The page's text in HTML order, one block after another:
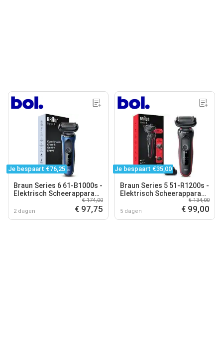
Je bespaart €76,25
Braun Series 6 61-B1000s -
Elektrisch Scheerapparaat
2 dagen
€ 174,00
€ 97,75
Je bespaart €35,00
Braun Series 5 51-R1200s -
Elektrisch Scheerapparaat
Precisietrimmer - Rood
5 dagen
€ 134,00
€ 99,00